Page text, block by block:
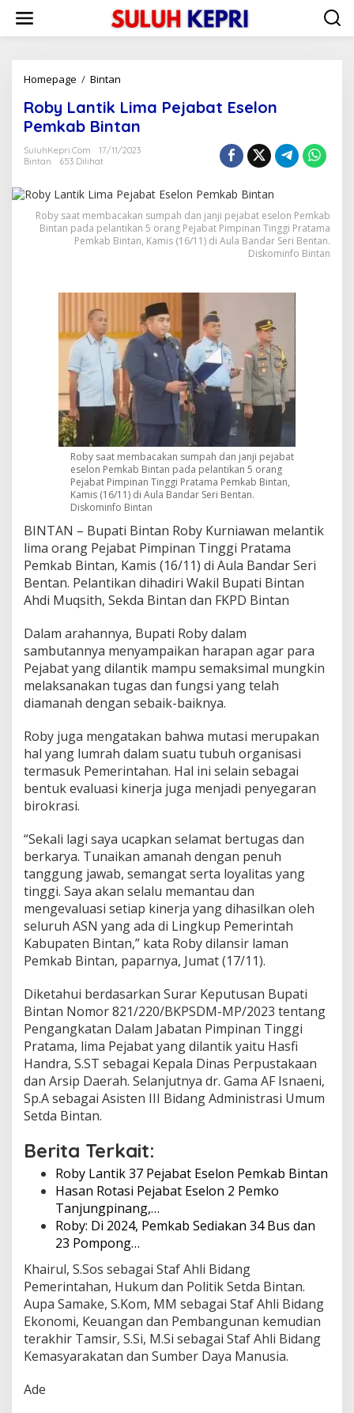
w
Homepage / Bintan
b
y
L
a
i
L
i
e
b
a
t
E
s
e
l
o
n
P
e
m
k
b
B
i
n
t
a
Roby Lantik Lima Pejabat Eselon
Pemkab Bintan
SuluhKepri.com
17/11/2023
Bintan
653 Dilihat
Roby saat membacakan sumpah dan janji pejabat eselon Pemkab
Bintan pada pelantikan 5 orang Pejabat Pimpinan Tinggi Pratama
Pemkab Bintan, Kamis (16/11) di Aula Bandar Seri Bentan.
Diskominfo Bintan
Roby saat membacakan sumpah dan janji pejabat
eselon Pemkab Bintan pada pelantikan 5 orang
Pejabat Pimpinan Tinggi Pratama Pemkab Bintan,
Kamis (16/11) di Aula Bandar Seri Bentan.
Diskominfo Bintan
BINTAN – Bupati Bintan Roby Kurniawan melantik
lima orang Pejabat Pimpinan Tinggi Pratama
Pemkab Bintan, Kamis (16/11) di Aula Bandar Seri
Bentan. Pelantikan dihadiri Wakil Bupati Bintan
Ahdi Muqsith, Sekda Bintan dan FKPD Bintan
Dalam arahannya, Bupati Roby dalam
sambutannya menyampaikan harapan agar para
Pejabat yang dilantik mampu semaksimal mungkin
melaksanakan tugas dan fungsi yang telah
diamanah dengan sebaik-baiknya.
Roby juga mengatakan bahwa mutasi merupakan
hal yang lumrah dalam suatu tubuh organisasi
termasuk Pemerintahan. Hal ini selain sebagai
bentuk evaluasi kinerja juga menjadi penyegaran
birokrasi.
“Sekali lagi saya ucapkan selamat bertugas dan
berkarya. Tunaikan amanah dengan penuh
tanggung jawab, semangat serta loyalitas yang
tinggi. Saya akan selalu memantau dan
mengevaluasi setiap kinerja yang dihasilkan oleh
seluruh ASN yang ada di Lingkup Pemerintah
Kabupaten Bintan,” kata Roby dilansir laman
Pemkab Bintan, paparnya, Jumat (17/11).
Diketahui berdasarkan Surar Keputusan Bupati
Bintan Nomor 821/220/BKPSDM-MP/2023 tentang
Pengangkatan Dalam Jabatan Pimpinan Tinggi
Pratama, lima Pejabat yang dilantik yaitu Hasfi
Handra, S.ST sebagai Kepala Dinas Perpustakaan
dan Arsip Daerah. Selanjutnya dr. Gama AF Isnaeni,
Sp.A sebagai Asisten III Bidang Administrasi Umum
Setda Bintan.
Berita Terkait:
Roby Lantik 37 Pejabat Eselon Pemkab Bintan
Hasan Rotasi Pejabat Eselon 2 Pemko
Tanjungpinang,…
Roby: Di 2024, Pemkab Sediakan 34 Bus dan
23 Pompong…
Khairul, S.Sos sebagai Staf Ahli Bidang
Pemerintahan, Hukum dan Politik Setda Bintan.
Aupa Samake, S.Kom, MM sebagai Staf Ahli Bidang
Ekonomi, Keuangan dan Pembangunan kemudian
terakhir Tamsir, S.Si, M.Si sebagai Staf Ahli Bidang
Kemasyarakatan dan Sumber Daya Manusia.
Ade